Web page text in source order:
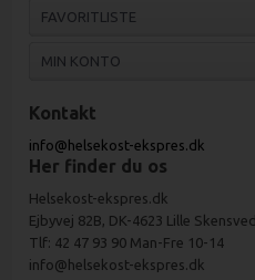
FAVORITLISTE
MIN KONTO
Kontakt
info@helsekost-ekspres.dk
Her finder du os
Helsekost-ekspres.dk
Ejbyvej 82B, DK-4623 Lille Skensved
Tlf: 42 47 93 90 Man-Fre 10-14
info@helsekost-ekspres.dk